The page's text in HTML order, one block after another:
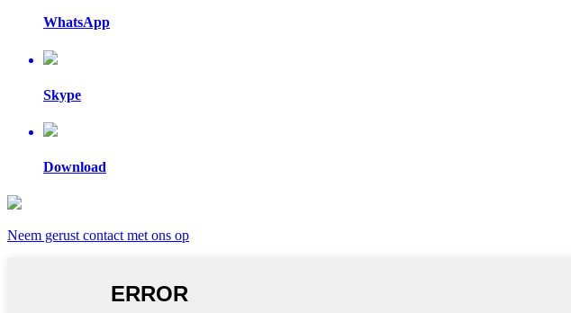
WhatsApp
Skype
Download
Neem gerust contact met ons op